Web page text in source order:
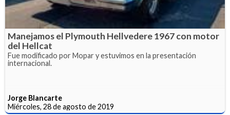
Manejamos el Plymouth Hellvedere 1967 con motor
del Hellcat
Fue modificado por Mopar y estuvimos en la presentación
internacional.
Jorge Blancarte
Miércoles, 28 de agosto de 2019